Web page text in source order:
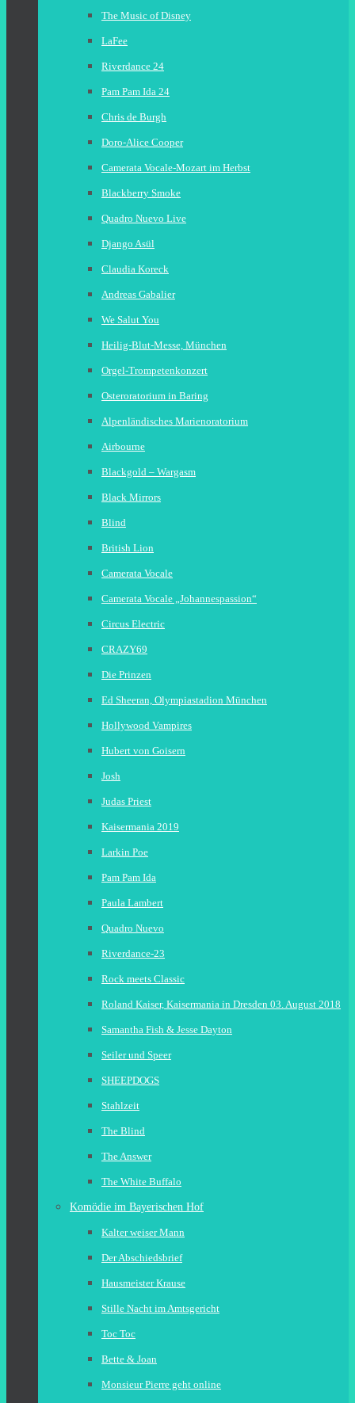
The Music of Disney
LaFee
Riverdance 24
Pam Pam Ida 24
Chris de Burgh
Doro-Alice Cooper
Camerata Vocale-Mozart im Herbst
Blackberry Smoke
Quadro Nuevo Live
Django Asül
Claudia Koreck
Andreas Gabalier
We Salut You
Heilig-Blut-Messe, München
Orgel-Trompetenkonzert
Osteroratorium in Baring
Alpenländisches Marienoratorium
Airbourne
Blackgold – Wargasm
Black Mirrors
Blind
British Lion
Camerata Vocale
Camerata Vocale „Johannespassion“
Circus Electric
CRAZY69
Die Prinzen
Ed Sheeran, Olympiastadion München
Hollywood Vampires
Hubert von Goisern
Josh
Judas Priest
Kaisermania 2019
Larkin Poe
Pam Pam Ida
Paula Lambert
Quadro Nuevo
Riverdance-23
Rock meets Classic
Roland Kaiser, Kaisermania in Dresden 03. August 2018
Samantha Fish & Jesse Dayton
Seiler und Speer
SHEEPDOGS
Stahlzeit
The Blind
The Answer
The White Buffalo
Komödie im Bayerischen Hof
Kalter weiser Mann
Der Abschiedsbrief
Hausmeister Krause
Stille Nacht im Amtsgericht
Toc Toc
Bette & Joan
Monsieur Pierre geht online